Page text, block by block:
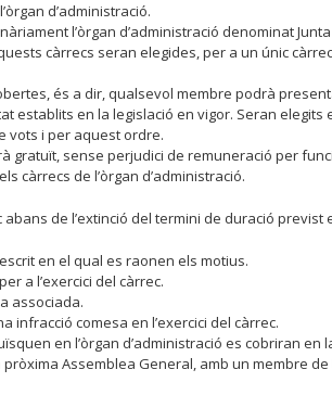
d’administració.
l’òrgan d’administració denominat
càrrecs seran elegides, per a un únic
és a dir, qualsevol membre podrà
establits en la legislació en vigor. Seran
vots i per aquest ordre.
gratuït, sense perjudici de remuneració per
càrrecs de l’òrgan d’administració.
abans de l’extinció del termini de duració
en el qual es raonen els motius.
a l’exercici del càrrec.
associada.
infracció comesa en l’exercici del càrrec.
en l’òrgan d’administració es cobriran
Assemblea General, amb un membre de